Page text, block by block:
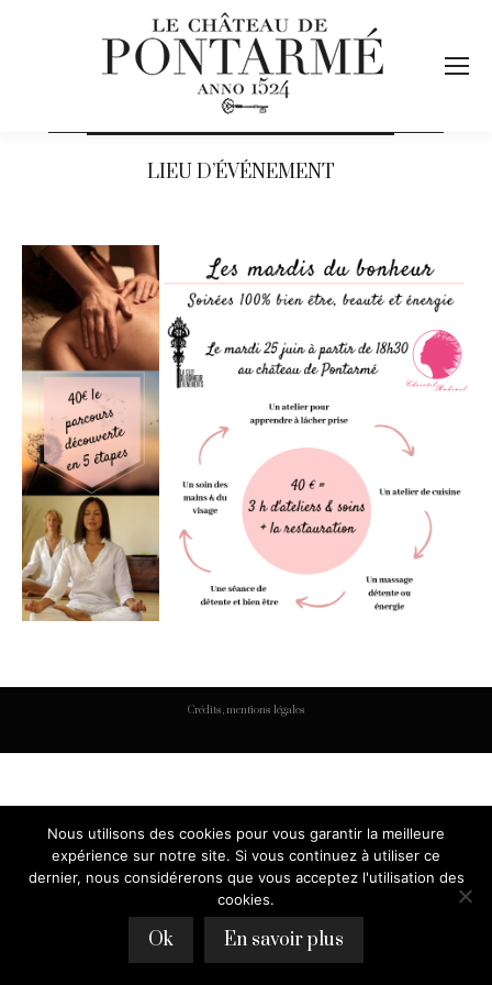
LIEU D’ÉVÉNEMENT
Crédits, mentions légales
Nous utilisons des cookies pour vous garantir la meilleure
expérience sur notre site. Si vous continuez à utiliser ce
dernier, nous considérerons que vous acceptez l'utilisation des
cookies.
Ok En savoir plus